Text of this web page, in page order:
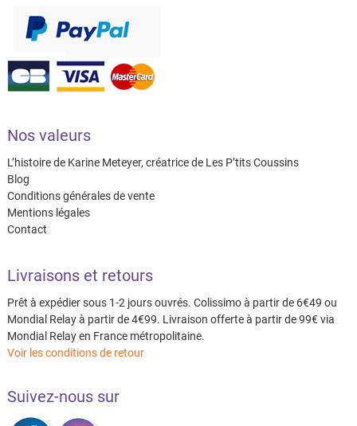
Nos valeurs
L’histoire de Karine Meteyer, créatrice de Les P’tits Coussins
Blog
Conditions générales de vente
Mentions légales
Contact
Livraisons et retours
Prêt à expédier sous 1-2 jours ouvrés. Colissimo à partir de 6€49 ou
Mondial Relay à partir de 4€99. Livraison offerte à partir de 99€ via
Mondial Relay en France métropolitaine.
Voir les conditions de retour
Suivez-nous sur